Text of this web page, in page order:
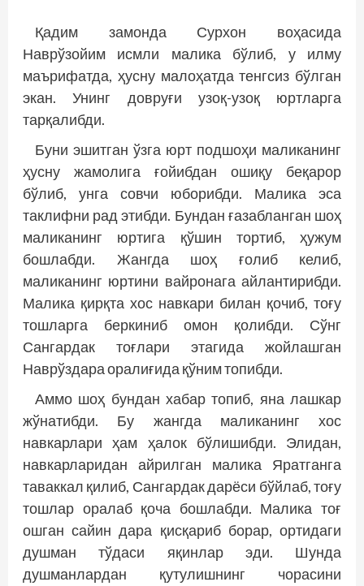
Қадим замонда Сурхон воҳасида
Наврўзойим исмли малика бўлиб, у илму
маърифатда, ҳусну малоҳатда тенгсиз бўлган
экан. Унинг довруғи узоқ-узоқ юртларга
тарқалибди.
Буни эшитган ўзга юрт подшоҳи маликанинг
ҳусну жамолига ғойибдан ошиқу беқарор
бўлиб, унга совчи юборибди. Малика эса
таклифни рад этибди. Бундан ғазабланган шоҳ
маликанинг юртига қўшин тортиб, ҳужум
бошлабди. Жангда шоҳ ғолиб келиб,
маликанинг юртини вайронага айлантирибди.
Малика қирқта хос навкари билан қочиб, тоғу
тошларга беркиниб омон қолибди. Сўнг
Сангардак тоғлари этагида жойлашган
Наврўздара оралиғида қўним топибди.
Аммо шоҳ бундан хабар топиб, яна лашкар
жўнатибди. Бу жангда маликанинг хос
навкарлари ҳам ҳалок бўлишибди. Элидан,
навкарларидан айрилган малика Яратганга
таваккал қилиб, Сангардак дарёси бўйлаб, тоғу
тошлар оралаб қоча бошлабди. Малика тоғ
ошган сайин дара қисқариб борар, ортидаги
душман тўдаси яқинлар эди. Шунда
душманлардан қутулишнинг чорасини